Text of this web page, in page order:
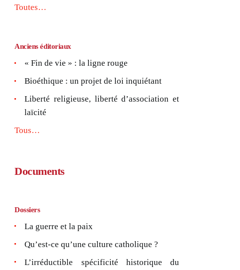
Toutes…
Anciens éditoriaux
« Fin de vie » : la ligne rouge
Bioéthique : un projet de loi inquiétant
Liberté religieuse, liberté d’association et
laïcité
Tous…
Documents
Dossiers
La guerre et la paix
Qu’est-ce qu’une culture catholique ?
L’irréductible spécificité historique du